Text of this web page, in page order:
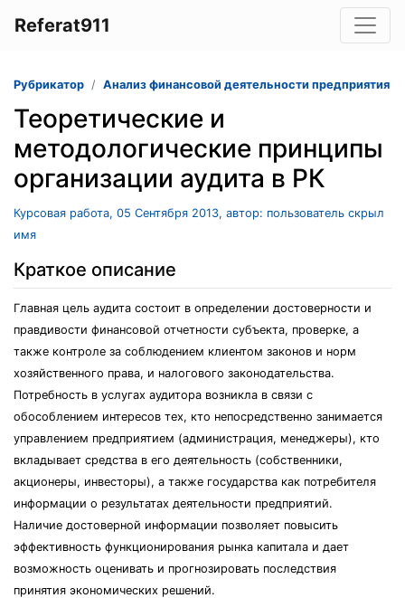
Referat911
Рубрикатор Анализ финансовой деятельности предприятия
Теоретические и
методологические принципы
организации аудита в РК
Курсовая работа, 05 Сентября 2013, автор: пользователь скрыл
имя
Краткое описание
Главная цель аудита состоит в определении достоверности и
правдивости финансовой отчетности субъекта, проверке, а
также контроле за соблюдением клиентом законов и норм
хозяйственного права, и налогового законодательства.
Потребность в услугах аудитора возникла в связи с
обособлением интересов тех, кто непосредственно занимается
управлением предприятием (администрация, менеджеры), кто
вкладывает средства в его деятельность (собственники,
акционеры, инвесторы), а также государства как потребителя
информации о результатах деятельности предприятий.
Наличие достоверной информации позволяет повысить
эффективность функционирования рынка капитала и дает
возможность оценивать и прогнозировать последствия
принятия экономических решений.